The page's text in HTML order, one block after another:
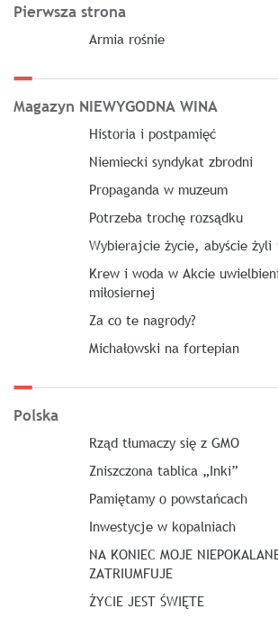
Pierwsza strona
Armia rośnie
Magazyn NIEWYGODNA WINA
Historia i postpamięć
Niemiecki syndykat zbrodni
Propaganda w muzeum
Potrzeba trochę rozsądku
Wybierajcie życie, abyście żyli
Krew i woda w Akcie
miłosiernej
Za co te nagrody?
Michałowski na fortepian
Polska
Rząd tłumaczy się z GMO
Zniszczona tablica „Inki”
Pamiętamy o powstańcach
Inwestycje w kopalniach
NA KONIEC MOJE
ZATRIUMFUJE
ŻYCIE JEST ŚWIĘTE